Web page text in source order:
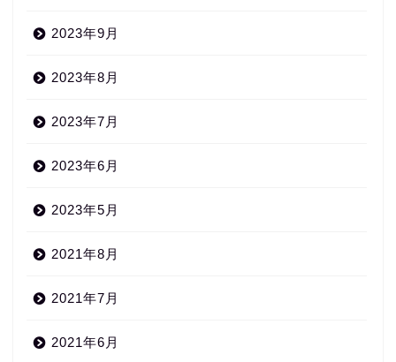
2023年9月
2023年8月
2023年7月
2023年6月
2023年5月
2021年8月
2021年7月
2021年6月